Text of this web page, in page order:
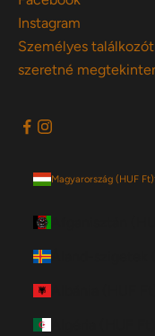
Instagram
Személyes
szeretné
Magyarország (HUF Ft)
Åland-szigetek